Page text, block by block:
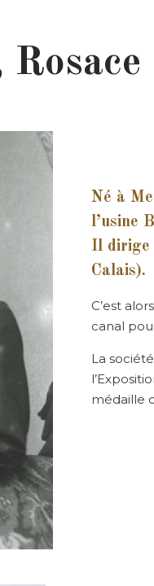
Né à
l’usine
Il dirige
Calais).
C’est
canal
La
médaille